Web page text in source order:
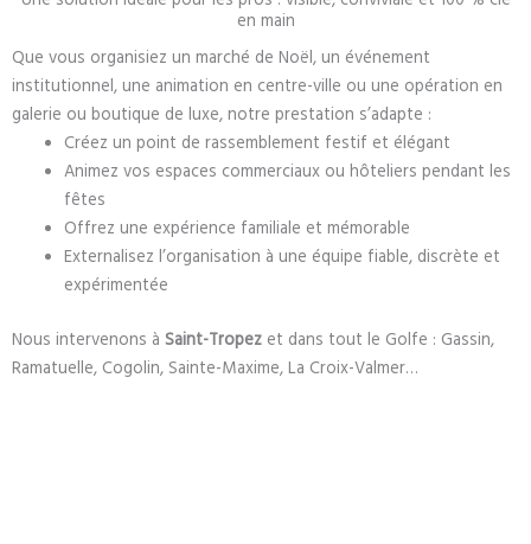
en main
Que vous organisiez un marché de Noël, un événement
institutionnel, une animation en centre-ville ou une opération en
galerie ou boutique de luxe, notre prestation s’adapte :
Créez un point de rassemblement festif et élégant
Animez vos espaces commerciaux ou hôteliers pendant les
fêtes
Offrez une expérience familiale et mémorable
Externalisez l’organisation à une équipe fiable, discrète et
expérimentée
Nous intervenons à Saint-Tropez et dans tout le Golfe : Gassin,
Ramatuelle, Cogolin, Sainte-Maxime, La Croix-Valmer…